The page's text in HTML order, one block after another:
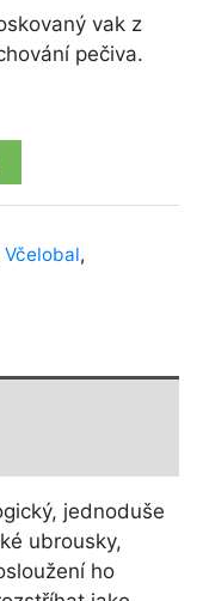
vak z
pečiva.
Včelobal,
jednoduše
ubrousky,
ho